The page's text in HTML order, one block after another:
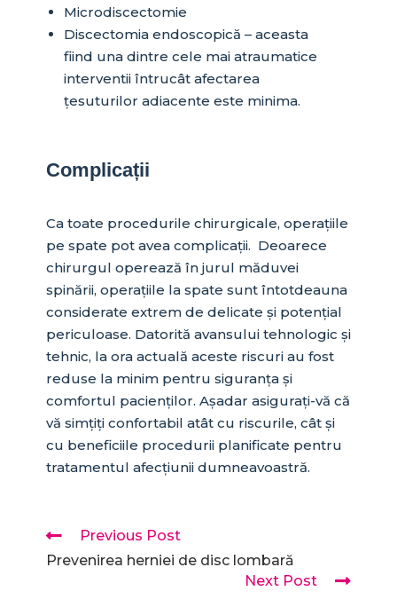
Microdiscectomie
Discectomia endoscopică – aceasta
fiind una dintre cele mai atraumatice
interventii întrucât afectarea
țesuturilor adiacente este minima.
Complicații
Ca toate procedurile chirurgicale, operațiile
pe spate pot avea complicații. Deoarece
chirurgul operează în jurul măduvei
spinării, operațiile la spate sunt întotdeauna
considerate extrem de delicate și potențial
periculoase. Datorită avansului tehnologic și
tehnic, la ora actuală aceste riscuri au fost
reduse la minim pentru siguranța și
comfortul pacienților. Așadar asigurați-vă că
vă simțiți confortabil atât cu riscurile, cât și
cu beneficiile procedurii planificate pentru
tratamentul afecțiunii dumneavoastră.
Previous Post
Prevenirea herniei de disc lombară
Next Post